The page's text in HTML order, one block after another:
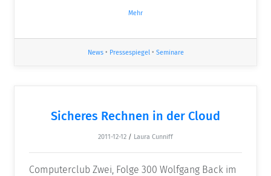
Mehr
News• Pressespiegel• Seminare
Sicheres Rechnen in der Cloud
2011-12-12 / Laura Cunniff
Computerclub Zwei, Folge 300 Wolfgang Back im